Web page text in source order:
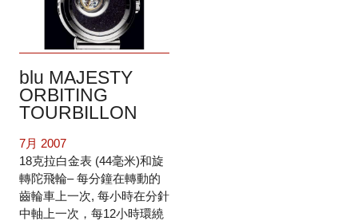
blu MAJESTY
ORBITING
TOURBILLON
7月 2007
18克拉白金表 (44毫米)和旋
轉陀飛輪– 每分鐘在轉動的
齒輪車上一次, 每小時在分針
中軸上一次，每12小時環繞